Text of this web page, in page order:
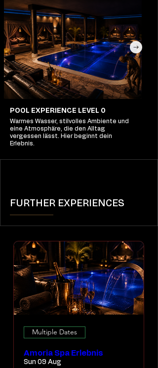
POOL EXPERIENCE LEVEL 0
Warmes Wasser, stilvolles Ambiente und
eine Atmosphäre, die den Alltag
vergessen lässt. Hier beginnt dein
Erlebnis.
FURTHER EXPERIENCES
Multiple Dates
Amoria Spa Erlebnis
Sun 09 Aug